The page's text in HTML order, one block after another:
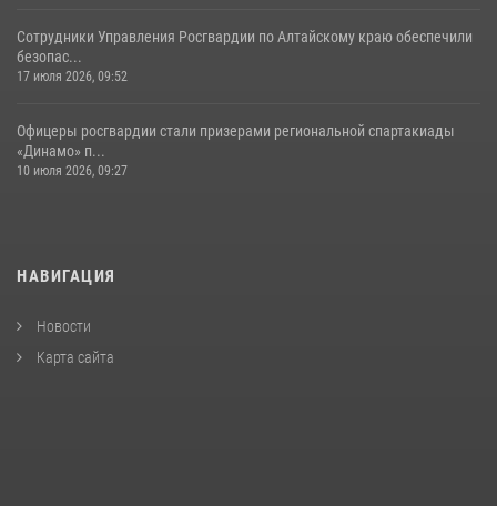
Сотрудники Управления Росгвардии по Алтайскому краю обеспечили
безопас...
17 июля 2026, 09:52
Офицеры росгвардии стали призерами региональной спартакиады
«Динамо» п...
10 июля 2026, 09:27
НАВИГАЦИЯ
Новости
Карта сайта